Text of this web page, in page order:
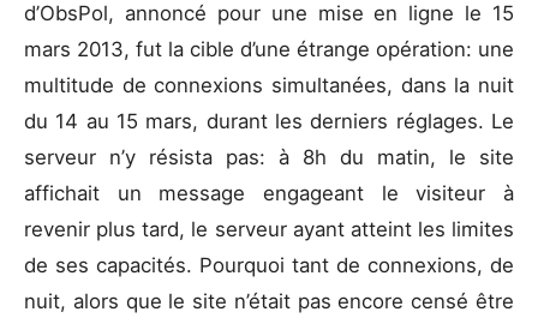
d’ObsPol, annoncé pour une mise en ligne le 15
mars 2013, fut la cible d’une étrange opération: une
multitude de connexions simultanées, dans la nuit
du 14 au 15 mars, durant les derniers réglages. Le
serveur n’y résista pas: à 8h du matin, le site
affichait un message engageant le visiteur à
revenir plus tard, le serveur ayant atteint les limites
de ses capacités. Pourquoi tant de connexions, de
nuit, alors que le site n’était pas encore censé être